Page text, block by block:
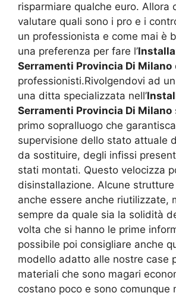
risparmiare qualche euro. Allora
valutare quali sono i pro e i
un professionista e come mai è
una preferenza per fare l’
Serramenti Provincia Di Milano
professionisti.Rivolgendovi ad
una ditta specializzata nell’
Serramenti Provincia Di Milano
primo sopralluogo che
supervisione dello stato attuale
da sostituire, degli infissi
stati montati. Questo velocizza
disinstallazione. Alcune
anche essere anche riutilizzate,
sempre da quale sia la solidità
volta che si hanno le prime
possibile poi consigliare anche
modello adatto alle nostre case
materiali che sono magari
costano poco e sono comunque